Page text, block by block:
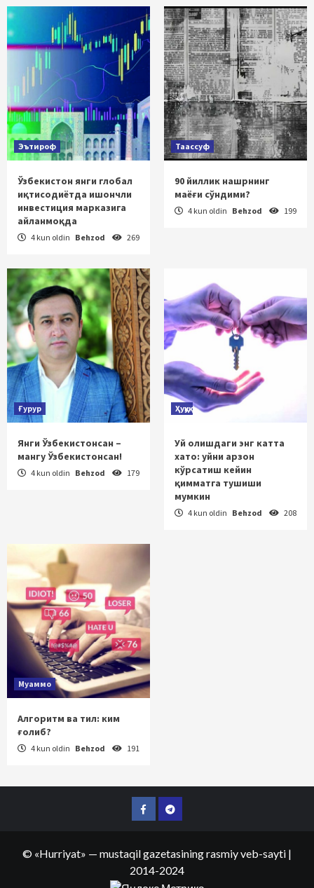
Эътироф
Ўзбекистон янги глобал
иқтисодиётда ишончли
инвестиция марказига
айланмоқда
4 kun oldin Behzod 269
Таассуф
90 йиллик нашрнинг
маёғи сўндими?
4 kun oldin Behzod 199
Ғурур
Янги Ўзбекистонсан –
мангу Ўзбекистонсан!
4 kun oldin Behzod 179
Ҳуқуқ
Уй олишдаги энг катта
хато: уйни арзон
кўрсатиш кейин
қимматга тушиши
мумкин
4 kun oldin Behzod 208
Муаммо
Алгоритм ва тил: ким
ғолиб?
4 kun oldin Behzod 191
FacebookTelegram
© «Hurriyat» — mustaqil gazetasining rasmiy veb-sayti |
2014-2024